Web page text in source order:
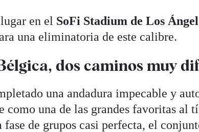
en el SoFi Stadium de Los
una eliminatoria de este calibre.
dos caminos muy
una andadura impecable y
como una de las grandes favoritas al
fase de grupos casi perfecta, el